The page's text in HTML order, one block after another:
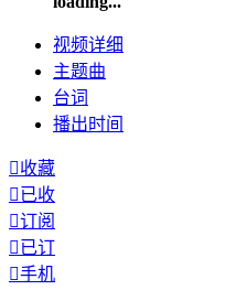
视频详细
主题曲
台词
播出时间
收藏
已收
订阅
已订
手机